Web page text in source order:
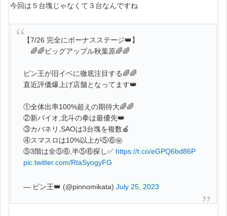
今回は５台塊じゃなくて３台なんですね
【7/26 完全にボーナスステージ👑】
🌈🌈ビッグアップル秋葉原🌈🌈
ピン王が旧イベに徹底注目する🌈🌈
直近評価爆上げ店舗となってます👑
①全体出率100%超えの期待大🌈🌈
②新バイオ,北斗の拳は最優先👑
③カバネリ,SAOは3台塊を複数🍎
④スマスロは10%以上が⑤⑥㊙️
⑤3階は全⑤⑥,半⑤⑥探し✅ https://t.co/eGPQ6bd86P
pic.twitter.com/RtaSyogyFG
— ピン王👑 (@pinnomikata)July 25, 2023